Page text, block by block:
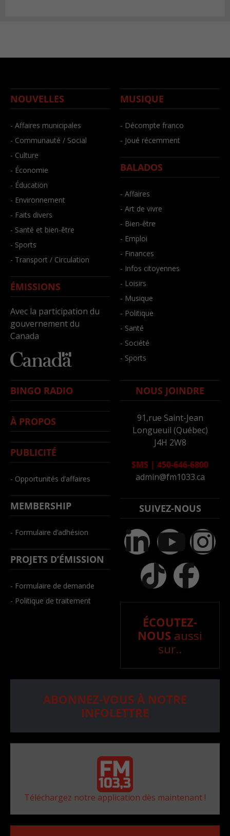
NOUVELLES
- Affaires municipales
- Communauté / Social
- Culture
- Économie
- Éducation
- Environnement
- Faits divers
- Santé et bien-être
- Sports
- Transport / Circulation
ÉMISSIONS
Avec la participation du
gouvernement du
Canada
MUSIQUE
- Décompte franco
- Joué récemment
BALADOS
- Affaires
- Art de vivre
- Bien-être
- Emploi
- Finances
- Infos citoyennes
- Loisirs
- Musique
- Politique
- Santé
- Société
- Sports
BINGO RADIO
À PROPOS
PUBLICITÉ
- Opportunités d’affaires
MEMBERSHIP
- Formulaire d’adhésion
PROJETS D’ÉMISSION
- Formulaire de demande
- Politique de traitement
NOUS JOINDRE
91,rue Saint-Jean
Longueuil (Québec)
J4H 2W8
SMS | 450-646-6800
admin@fm1033.ca
SUIVEZ-NOUS
ÉCOUTEZ-
NOUS aussi
sur..
ABONNEZ-VOUS À NOTRE
INFOLETTRE
Téléchargez notre application dès maintenant !